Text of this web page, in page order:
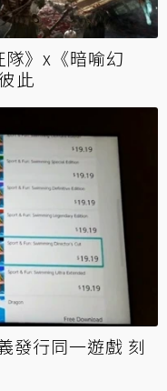
》x《暗喻幻
此
發行同一遊戲 刻